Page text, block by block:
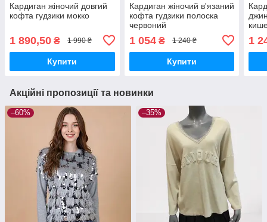
Кардиган жіночий довгий
кофта гудзики мокко
1 890,50 ₴ 1 990 ₴
Купити
Кардиган жіночий в'язаний
кофта гудзики полоска
червоний
1 054₴ 1 240 ₴
Купити
1
Акційні пропозиції та новинки
–60% –35%